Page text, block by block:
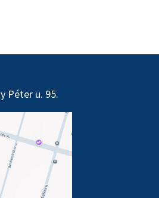
Péter u. 95.